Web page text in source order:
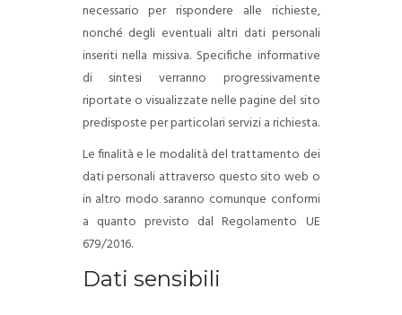
necessario per rispondere alle richieste,
nonché degli eventuali altri dati personali
inseriti nella missiva. Specifiche informative
di sintesi verranno progressivamente
riportate o visualizzate nelle pagine del sito
predisposte per particolari servizi a richiesta.
Le finalità e le modalità del trattamento dei
dati personali attraverso questo sito web o
in altro modo saranno comunque conformi
a quanto previsto dal Regolamento UE
679/2016.
Dati sensibili